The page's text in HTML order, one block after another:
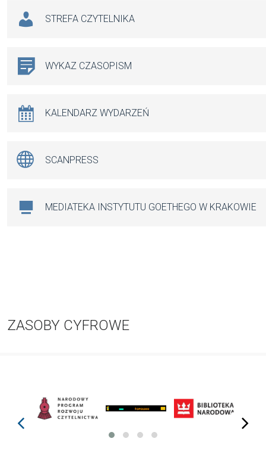
STREFA CZYTELNIKA
WYKAZ CZASOPISM
KALENDARZ WYDARZEŃ
SCANPRESS
MEDIATEKA INSTYTUTU GOETHEGO W KRAKOWIE
ZASOBY CYFROWE
prev next